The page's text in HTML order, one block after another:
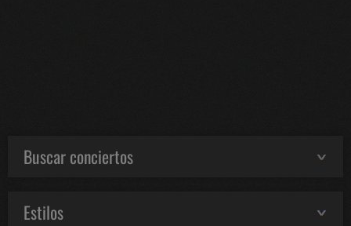
Buscar conciertos
Estilos